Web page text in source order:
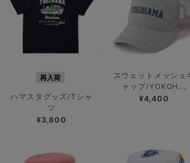
再入荷
ハマスタグッズ/Tシャ
ツ
¥3,800
スウェットメッシュ
ャップ/YOKOH...
¥4,400